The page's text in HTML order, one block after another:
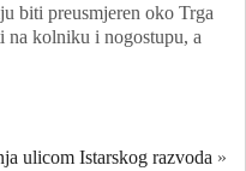
biti preusmjeren oko Trga
na kolniku i nogostupu, a
ulicom Istarskog razvoda »